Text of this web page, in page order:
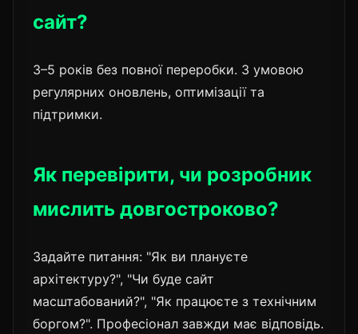
сайт?
3–5 років без повної переробки. З умовою
регулярних оновлень, оптимізації та
підтримки.
Як перевірити, чи розробник
мислить довгостроково?
Задайте питання: "Як ви плануєте
архітектуру?", "Чи буде сайт
масштабований?", "Як працюєте з технічним
боргом?". Професіонал завжди має відповідь.